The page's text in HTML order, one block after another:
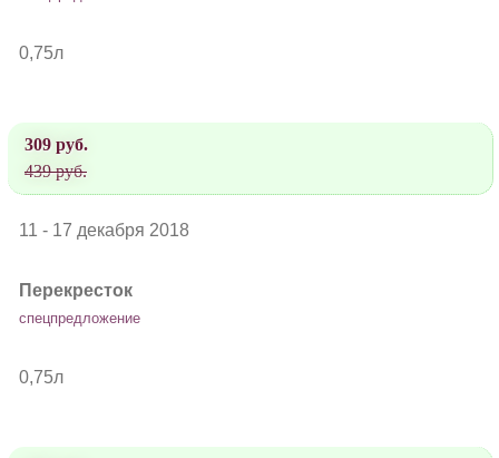
0,75л
309 руб.
439 руб.
11 - 17 декабря 2018
Перекресток
спецпредложение
0,75л